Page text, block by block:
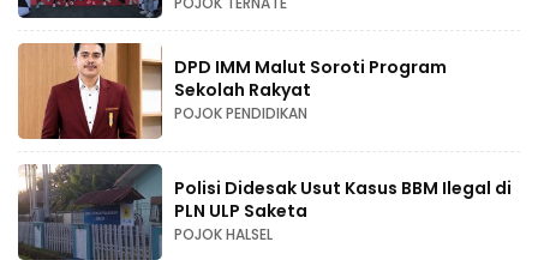
DPD IMM Malut Soroti Program
Sekolah Rakyat
POJOK PENDIDIKAN
Polisi Didesak Usut Kasus BBM Ilegal di
PLN ULP Saketa
POJOK HALSEL